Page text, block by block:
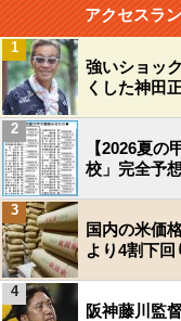
アクセスラ
強いショッ
くした神田
1
【2026夏
校」完全予
2
国内の米価
より4割下
3
阪神藤川監
4